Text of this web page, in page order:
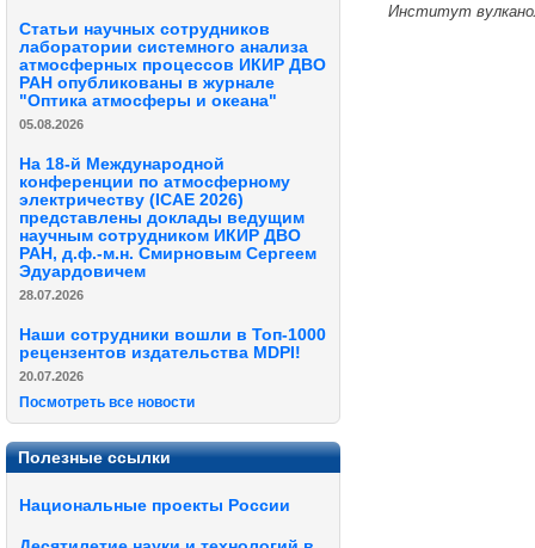
Статьи научных сотрудников
лаборатории системного анализа
атмосферных процессов ИКИР ДВО
РАН опубликованы в журнале
"Оптика атмосферы и океана"
05.08.2026
На 18-й Международной
конференции по атмосферному
электричеству (ICAE 2026)
представлены доклады ведущим
научным сотрудником ИКИР ДВО
РАН, д.ф.-м.н. Смирновым Сергеем
Эдуардовичем
28.07.2026
Наши сотрудники вошли в Топ-1000
рецензентов издательства MDPI!
20.07.2026
Посмотреть все новости
Полезные ссылки
Национальные проекты России
Институт